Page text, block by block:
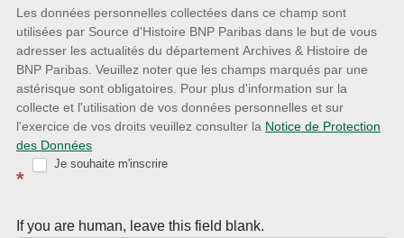
nouveautés
avec
la
Newsletter
Source
d’Histoire
Les données personnelles collectées dans ce champ sont
utilisées par Source d'Histoire BNP Paribas dans le but de vous
adresser les actualités du département Archives & Histoire de
BNP Paribas. Veuillez noter que les champs marqués par une
astérisque sont obligatoires. Pour plus d'information sur la
collecte et l'utilisation de vos données personnelles et sur
l'exercice de vos droits veuillez consulter la Notice de Protection
des Données
*
Je souhaite m'inscrire
If you are human, leave this field blank.